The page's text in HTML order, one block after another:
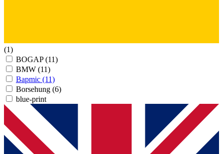
(1)
BOGAP(11)
BMW (11)
Bapmic (11)
Borsehung (6)
blue-print